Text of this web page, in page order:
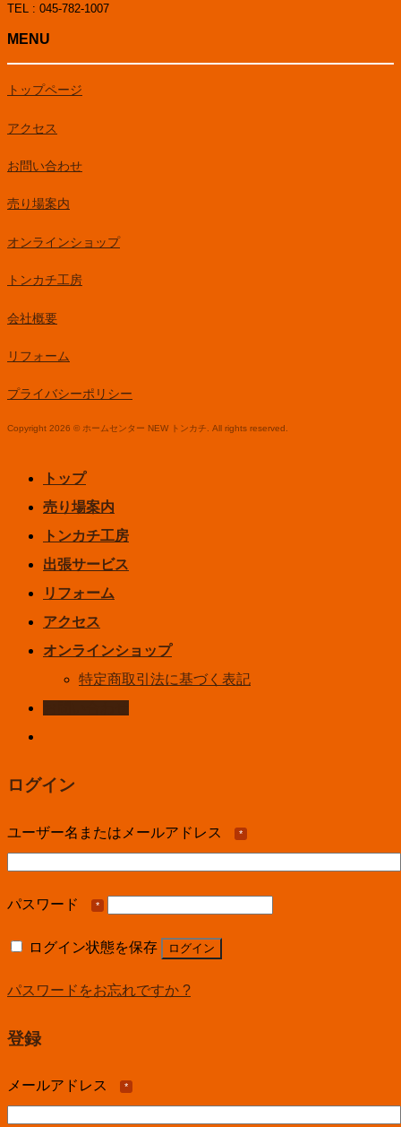
TEL : 045-782-1007
MENU
トップページ
アクセス
お問い合わせ
売り場案内
オンラインショップ
トンカチ工房
会社概要
リフォーム
プライバシーポリシー
Copyright 2026 © ホームセンター NEW トンカチ. All rights reserved.
トップ
売り場案内
トンカチ工房
出張サービス
リフォーム
アクセス
オンラインショップ
特定商取引法に基づく表記
ログイン
ユーザー名またはメールアドレス *
パスワード *
ログイン状態を保存 ログイン
パスワードをお忘れですか ?
登録
メールアドレス *